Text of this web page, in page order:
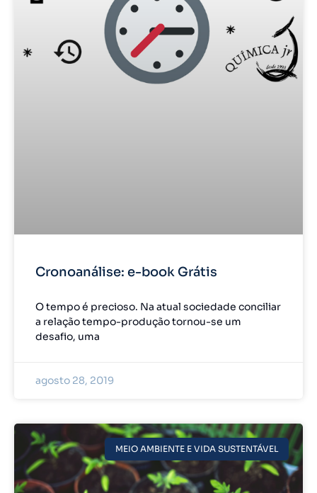
Cronoanálise: e-book Grátis
O tempo é precioso. Na atual sociedade conciliar
a relação tempo-produção tornou-se um
desafio, uma
agosto 28, 2019
MEIO AMBIENTE E VIDA SUSTENTÁVEL